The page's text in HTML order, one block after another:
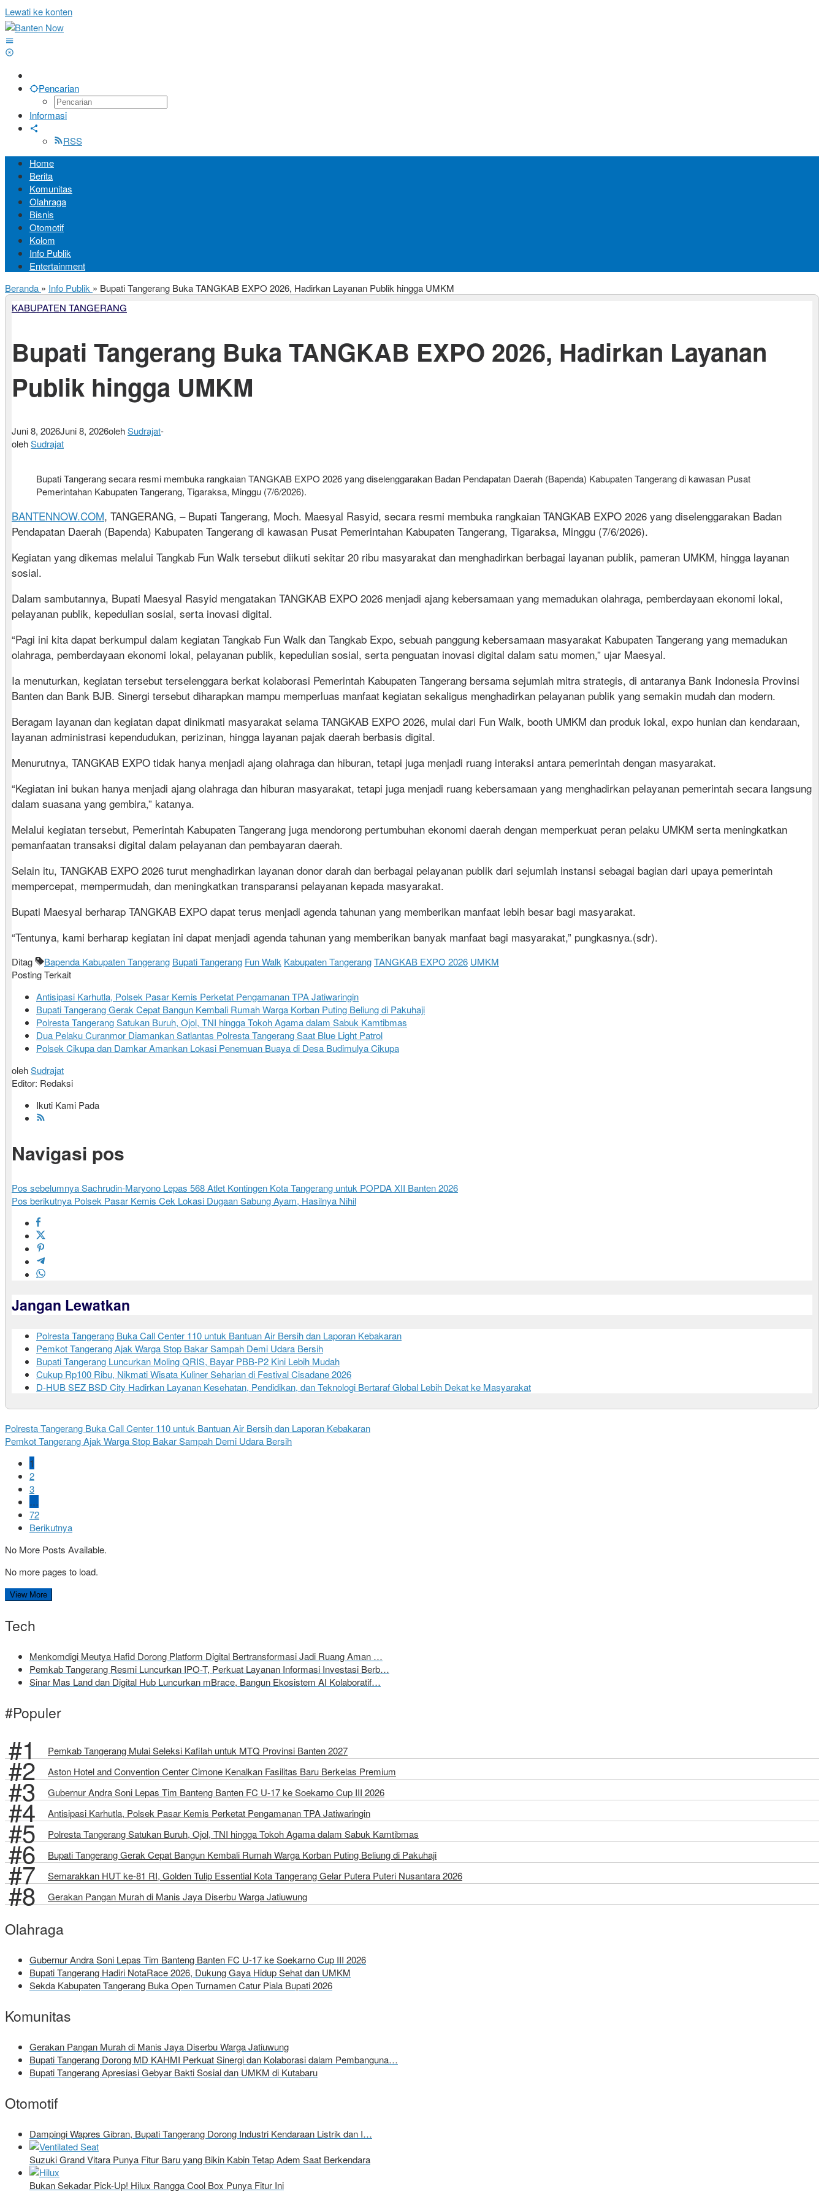
Lewati ke konten
Pencarian
Informasi
RSS
Home
Berita
Komunitas
Olahraga
Bisnis
Otomotif
Kolom
Info Publik
Entertainment
Beranda » Info Publik » Bupati Tangerang Buka TANGKAB EXPO 2026, Hadirkan Layanan Publik hingga UMKM
KABUPATEN TANGERANG
Bupati Tangerang Buka TANGKAB EXPO 2026, Hadirkan Layanan
Publik hingga UMKM
Juni 8, 2026Juni 8, 2026olehSudrajat-
olehSudrajat
Bupati Tangerang secara resmi membuka rangkaian TANGKAB EXPO 2026 yang diselenggarakan Badan Pendapatan Daerah (Bapenda) Kabupaten Tangerang di kawasan Pusat
Pemerintahan Kabupaten Tangerang, Tigaraksa, Minggu (7/6/2026).
BANTENNOW.COM, TANGERANG, – Bupati Tangerang, Moch. Maesyal Rasyid, secara resmi membuka rangkaian TANGKAB EXPO 2026 yang diselenggarakan Badan
Pendapatan Daerah (Bapenda) Kabupaten Tangerang di kawasan Pusat Pemerintahan Kabupaten Tangerang, Tigaraksa, Minggu (7/6/2026).
Kegiatan yang dikemas melalui Tangkab Fun Walk tersebut diikuti sekitar 20 ribu masyarakat dan menghadirkan berbagai layanan publik, pameran UMKM, hingga layanan
sosial.
Dalam sambutannya, Bupati Maesyal Rasyid mengatakan TANGKAB EXPO 2026 menjadi ajang kebersamaan yang memadukan olahraga, pemberdayaan ekonomi lokal,
pelayanan publik, kepedulian sosial, serta inovasi digital.
“Pagi ini kita dapat berkumpul dalam kegiatan Tangkab Fun Walk dan Tangkab Expo, sebuah panggung kebersamaan masyarakat Kabupaten Tangerang yang memadukan
olahraga, pemberdayaan ekonomi lokal, pelayanan publik, kepedulian sosial, serta penguatan inovasi digital dalam satu momen,” ujar Maesyal.
Ia menuturkan, kegiatan tersebut terselenggara berkat kolaborasi Pemerintah Kabupaten Tangerang bersama sejumlah mitra strategis, di antaranya Bank Indonesia Provinsi
Banten dan Bank BJB. Sinergi tersebut diharapkan mampu memperluas manfaat kegiatan sekaligus menghadirkan pelayanan publik yang semakin mudah dan modern.
Beragam layanan dan kegiatan dapat dinikmati masyarakat selama TANGKAB EXPO 2026, mulai dari Fun Walk, booth UMKM dan produk lokal, expo hunian dan kendaraan,
layanan administrasi kependudukan, perizinan, hingga layanan pajak daerah berbasis digital.
Menurutnya, TANGKAB EXPO tidak hanya menjadi ajang olahraga dan hiburan, tetapi juga menjadi ruang interaksi antara pemerintah dengan masyarakat.
“Kegiatan ini bukan hanya menjadi ajang olahraga dan hiburan masyarakat, tetapi juga menjadi ruang kebersamaan yang menghadirkan pelayanan pemerintah secara langsung
dalam suasana yang gembira,” katanya.
Melalui kegiatan tersebut, Pemerintah Kabupaten Tangerang juga mendorong pertumbuhan ekonomi daerah dengan memperkuat peran pelaku UMKM serta meningkatkan
pemanfaatan transaksi digital dalam pelayanan dan pembayaran daerah.
Selain itu, TANGKAB EXPO 2026 turut menghadirkan layanan donor darah dan berbagai pelayanan publik dari sejumlah instansi sebagai bagian dari upaya pemerintah
mempercepat, mempermudah, dan meningkatkan transparansi pelayanan kepada masyarakat.
Bupati Maesyal berharap TANGKAB EXPO dapat terus menjadi agenda tahunan yang memberikan manfaat lebih besar bagi masyarakat.
“Tentunya, kami berharap kegiatan ini dapat menjadi agenda tahunan yang memberikan banyak manfaat bagi masyarakat,” pungkasnya.(sdr).
Ditag Bapenda Kabupaten Tangerang Bupati Tangerang Fun Walk Kabupaten TangerangTANGKAB EXPO 2026 UMKM
Posting Terkait
Antisipasi Karhutla, Polsek Pasar Kemis Perketat Pengamanan TPA Jatiwaringin
Bupati Tangerang Gerak Cepat Bangun Kembali Rumah Warga Korban Puting Beliung di Pakuhaji
Polresta Tangerang Satukan Buruh, Ojol, TNI hingga Tokoh Agama dalam Sabuk Kamtibmas
Dua Pelaku Curanmor Diamankan Satlantas Polresta Tangerang Saat Blue Light Patrol
Polsek Cikupa dan Damkar Amankan Lokasi Penemuan Buaya di Desa Budimulya Cikupa
olehSudrajat
Editor: Redaksi
Ikuti Kami Pada
Navigasi pos
Pos sebelumnyaSachrudin-Maryono Lepas 568 Atlet Kontingen Kota Tangerang untuk POPDA XII Banten 2026
Pos berikutnya Polsek Pasar Kemis Cek Lokasi Dugaan Sabung Ayam, Hasilnya Nihil
Jangan Lewatkan
Polresta Tangerang Buka Call Center 110 untuk Bantuan Air Bersih dan Laporan Kebakaran
Pemkot Tangerang Ajak Warga Stop Bakar Sampah Demi Udara Bersih
Bupati Tangerang Luncurkan Moling QRIS, Bayar PBB-P2 Kini Lebih Mudah
Cukup Rp100 Ribu, Nikmati Wisata Kuliner Seharian di Festival Cisadane 2026
D-HUB SEZ BSD City Hadirkan Layanan Kesehatan, Pendidikan, dan Teknologi Bertaraf Global Lebih Dekat ke Masyarakat
Polresta Tangerang Buka Call Center 110 untuk Bantuan Air Bersih dan Laporan Kebakaran
Pemkot Tangerang Ajak Warga Stop Bakar Sampah Demi Udara Bersih
1
2
3
…
72
Berikutnya
No More Posts Available.
No more pages to load.
View More
Tech
Menkomdigi Meutya Hafid Dorong Platform Digital Bertransformasi Jadi Ruang Aman …
Pemkab Tangerang Resmi Luncurkan IPO-T, Perkuat Layanan Informasi Investasi Berb…
Sinar Mas Land dan Digital Hub Luncurkan mBrace, Bangun Ekosistem AI Kolaboratif…
#Populer
Pemkab Tangerang Mulai Seleksi Kafilah untuk MTQ Provinsi Banten 2027
Aston Hotel and Convention Center Cimone Kenalkan Fasilitas Baru Berkelas Premium
Gubernur Andra Soni Lepas Tim Banteng Banten FC U-17 ke Soekarno Cup III 2026
Antisipasi Karhutla, Polsek Pasar Kemis Perketat Pengamanan TPA Jatiwaringin
Polresta Tangerang Satukan Buruh, Ojol, TNI hingga Tokoh Agama dalam Sabuk Kamtibmas
Bupati Tangerang Gerak Cepat Bangun Kembali Rumah Warga Korban Puting Beliung di Pakuhaji
Semarakkan HUT ke-81 RI, Golden Tulip Essential Kota Tangerang Gelar Putera Puteri Nusantara 2026
Gerakan Pangan Murah di Manis Jaya Diserbu Warga Jatiuwung
Olahraga
Gubernur Andra Soni Lepas Tim Banteng Banten FC U-17 ke Soekarno Cup III 2026
Bupati Tangerang Hadiri NotaRace 2026, Dukung Gaya Hidup Sehat dan UMKM
Sekda Kabupaten Tangerang Buka Open Turnamen Catur Piala Bupati 2026
Komunitas
Gerakan Pangan Murah di Manis Jaya Diserbu Warga Jatiuwung
Bupati Tangerang Dorong MD KAHMI Perkuat Sinergi dan Kolaborasi dalam Pembanguna…
Bupati Tangerang Apresiasi Gebyar Bakti Sosial dan UMKM di Kutabaru
Otomotif
Dampingi Wapres Gibran, Bupati Tangerang Dorong Industri Kendaraan Listrik dan I…
Suzuki Grand Vitara Punya Fitur Baru yang Bikin Kabin Tetap Adem Saat Berkendara
Bukan Sekadar Pick-Up! Hilux Rangga Cool Box Punya Fitur Ini